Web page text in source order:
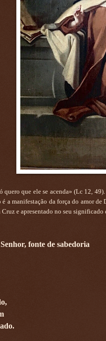
quero que ele se acenda» (Lc 12,
é a manifestação da força do amor
e apresentado no seu
fonte de sabedoria